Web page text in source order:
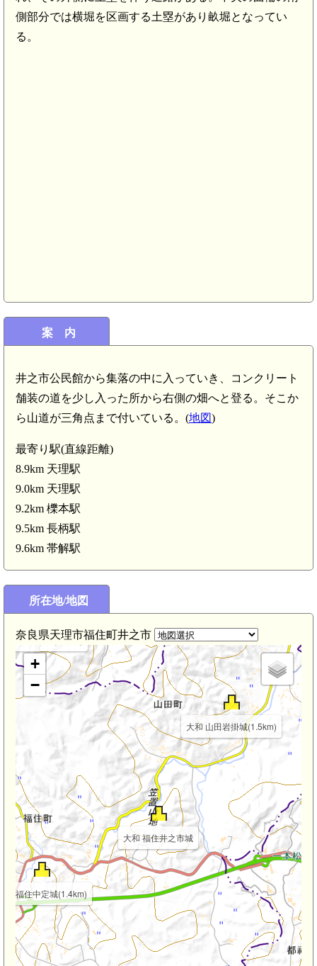
側部分では横堀を区画する土塁があり畝堀となってい
る。
案 内
井之市公民館から集落の中に入っていき、コンクリート
舗装の道を少し入った所から右側の畑へと登る。そこか
ら山道が三角点まで付いている。(地図)
最寄り駅(直線距離)
8.9km 天理駅
9.0km 天理駅
9.2km 櫟本駅
9.5km 長柄駅
9.6km 帯解駅
所在地/地図
奈良県天理市福住町井之市
大和 福住井之市城
和 福住中定城(1.4km)
大和 山田岩掛城(1.5km)
大和 長谷城(2.5km)
大和 段の峯城(2.5km)
大和 別所城(5.1km)
+
−